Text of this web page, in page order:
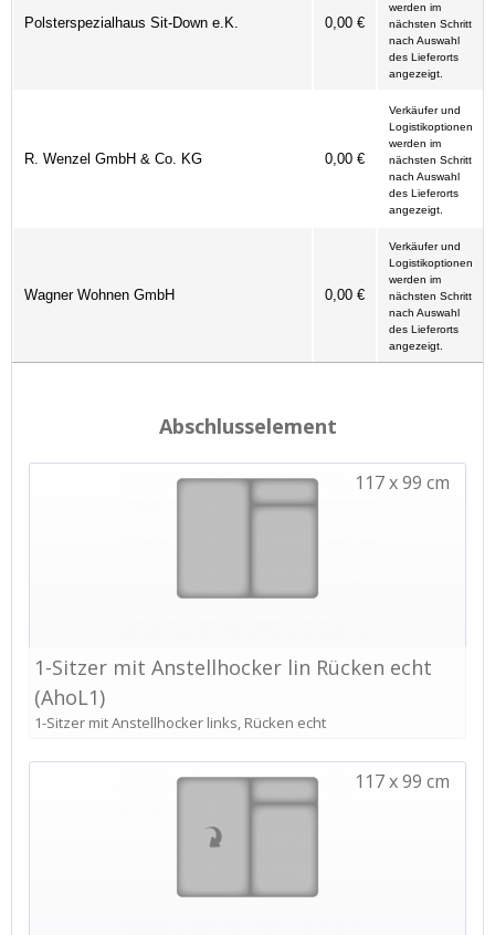
Polsterspezialhaus Sit-Down e.K. 0,00 €
werden im
nächsten Schritt
nach Auswahl
des Lieferorts
angezeigt.
R. Wenzel GmbH & Co. KG 0,00 €
Verkäufer und
Logistikoptionen
werden im
nächsten Schritt
nach Auswahl
des Lieferorts
angezeigt.
Wagner Wohnen GmbH 0,00 €
Verkäufer und
Logistikoptionen
werden im
nächsten Schritt
nach Auswahl
des Lieferorts
angezeigt.